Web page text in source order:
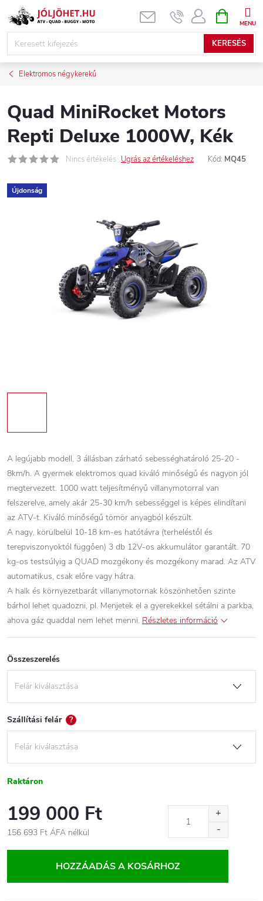
Ugrás
KERESÉS
KOSÁR
Elektromos négykerekű
Quad MiniRocket Motors
Repti Deluxe 1000W, Kék
Nincs értékelés Ugrás az értékeléshez Kód: MQ45
Újdonság
A legújabb modell, 3 állásban zárható sebességhatároló 25-20 -
8km/h. A gyermek elektromos quad kiváló minőségű és nagyon jól
megtervezett. 1000 watt teljesítményű villanymotorral van
felszerelve, amely akár 25-30 km/h sebességgel is képes elindítani
az ATV-t. Kiváló minőségű tömör anyagból készült.
A nagy, körülbelül 10-18 km-es hatótávra (terheléstől és
terepviszonyoktól függően) 3 db 12V-os akkumulátor garantált. 70
kg-os testsúlyig a QUAD mozgékony és mozgékony marad. Az ATV
automatikus, csak előre vagy hátra.
A halk és környezetbarát villanymotornak köszönhetően szinte
bárhol lehet quadozni, pl. Menjetek el a gyerekekkel sétálni a parkba,
ahova gáz quaddal nem lehet menni. Részletes információ
Összeszerelés
Szállítási felár ?
Raktáron
199 000 Ft
156 693 Ft ÁFA nélkül
HOZZÁADÁS A KOSÁRHOZ